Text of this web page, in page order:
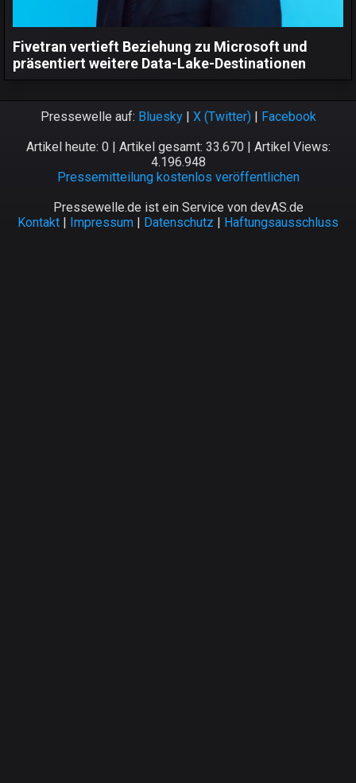
Fivetran vertieft Beziehung zu Microsoft und
präsentiert weitere Data-Lake-Destinationen
Pressewelle auf: Bluesky| X (Twitter)| Facebook
Artikel heute: 0 | Artikel gesamt: 33.670 | Artikel Views:
4.196.948
Pressemitteilung kostenlos veröffentlichen
Pressewelle.de ist ein Service von devAS.de
Kontakt | Impressum | Datenschutz | Haftungsausschluss